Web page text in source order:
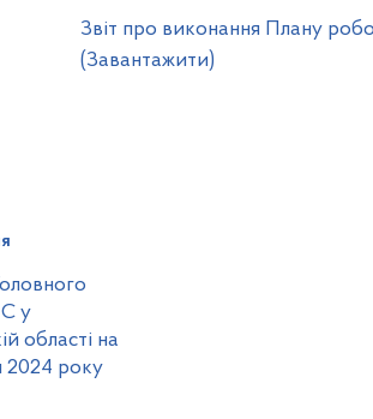
Звіт про виконання Плану
(Завантажити)
у
області на
2024 року